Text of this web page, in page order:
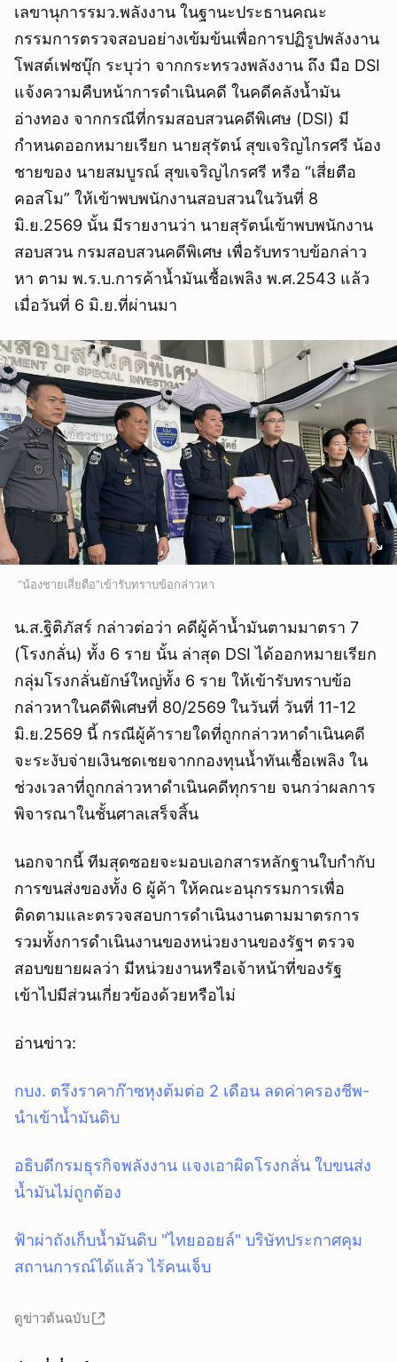
เลขานุการรมว.พลังงาน ในฐานะประธานคณะ
กรรมการตรวจสอบอย่างเข้มข้นเพื่อการปฏิรูปพลังงาน
โพสต์เฟซบุ๊ก ระบุว่า จากกระทรวงพลังงาน ถึง มือ DSI
แจ้งความคืบหน้าการดำเนินคดี ในคดีคลังน้ำมัน
อ่างทอง จากกรณีที่กรมสอบสวนคดีพิเศษ (DSI) มี
กำหนดออกหมายเรียก นายสุรัตน์ สุขเจริญไกรศรี น้อง
ชายของ นายสมบูรณ์ สุขเจริญไกรศรี หรือ “เสี่ยตือ
คอสโม” ให้เข้าพบพนักงานสอบสวนในวันที่ 8
มิ.ย.2569 นั้น มีรายงานว่า นายสุรัตน์เข้าพบพนักงาน
สอบสวน กรมสอบสวนคดีพิเศษ เพื่อรับทราบข้อกล่าว
หา ตาม พ.ร.บ.การค้าน้ำมันเชื้อเพลิง พ.ศ.2543 แล้ว
เมื่อวันที่ 6 มิ.ย.ที่ผ่านมา
“น้องชายเสี่ยตือ”เข้ารับทราบข้อกล่าวหา
น.ส.ฐิติภัสร์ กล่าวต่อว่า คดีผู้ค้าน้ำมันตามมาตรา 7
(โรงกลั่น) ทั้ง 6 ราย นั้น ล่าสุด DSI ได้ออกหมายเรียก
กลุ่มโรงกลั่นยักษ์ใหญ่ทั้ง 6 ราย ให้เข้ารับทราบข้อ
กล่าวหาในคดีพิเศษที่ 80/2569 ในวันที่ วันที่ 11-12
มิ.ย.2569 นี้ กรณีผู้ค้ารายใดที่ถูกกล่าวหาดำเนินคดี
จะระงับจ่ายเงินชดเชยจากกองทุนน้ำทันเชื้อเพลิง ใน
ช่วงเวลาที่ถูกกล่าวหาดำเนินคดีทุกราย จนกว่าผลการ
พิจารณาในชั้นศาลเสร็จสิ้น
นอกจากนี้ ทีมสุดซอยจะมอบเอกสารหลักฐานใบกำกับ
การขนส่งของทั้ง 6 ผู้ค้า ให้คณะอนุกรรมการเพื่อ
ติดตามและตรวจสอบการดำเนินงานตามมาตรการ
รวมทั้งการดำเนินงานของหน่วยงานของรัฐฯ ตรวจ
สอบขยายผลว่า มีหน่วยงานหรือเจ้าหน้าที่ของรัฐ
เข้าไปมีส่วนเกี่ยวข้องด้วยหรือไม่
อ่านข่าว:
กบง. ตรึงราคาก๊าซหุงต้มต่อ 2 เดือน ลดค่าครองชีพ-
นำเข้าน้ำมันดิบ
อธิบดีกรมธุรกิจพลังงาน แจงเอาผิดโรงกลั่น ใบขนส่ง
น้ำมันไม่ถูกต้อง
ฟ้าผ่าถังเก็บน้ำมันดิบ "ไทยออยล์" บริษัทประกาศคุม
สถานการณ์ได้แล้ว ไร้คนเจ็บ
ดูข่าวต้นฉบับ